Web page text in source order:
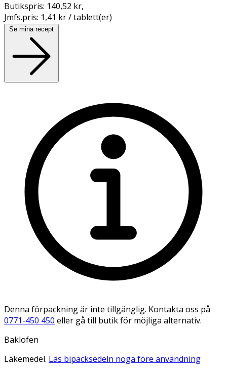
Butikspris: 140,52 kr,
Jmfs.pris: 1,41 kr / tablett(er)
Se mina recept
Denna förpackning är inte tillgänglig. Kontakta oss på
0771-450 450 eller gå till butik för möjliga alternativ.
Baklofen
Läkemedel. Läs bipacksedeln noga före användning